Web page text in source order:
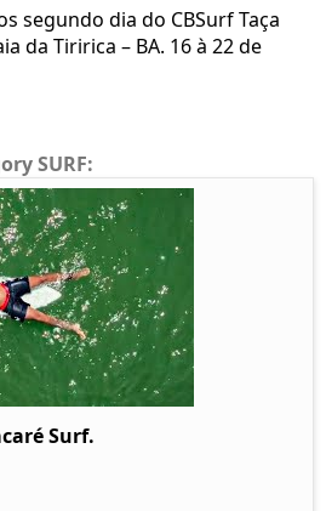
segundo dia do CBSurf Taça
da Tiririca – BA. 16 à 22 de
SURF:
Surf.